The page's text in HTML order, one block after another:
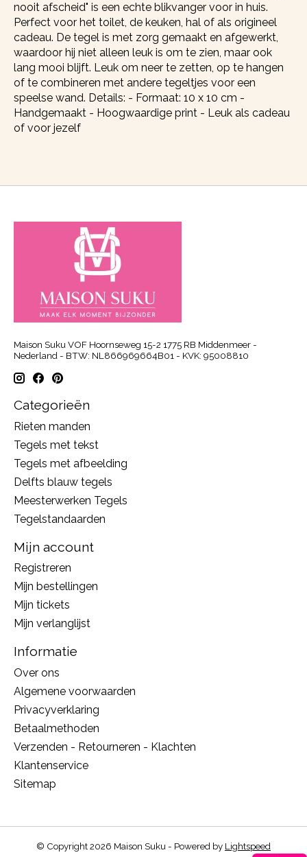
nooit afscheid" is een echte blikvanger voor in huis.
Perfect voor het toilet, de keuken, hal of als origineel
cadeau. De tegel is met zorg gemaakt en afgewerkt,
waardoor hij niet alleen leuk is om te zien, maar ook
lang mooi blijft. Leuk om neer te zetten, op te hangen
of te combineren met andere tegeltjes voor een
speelse wand. Details: - Formaat: 10 x 10 cm -
Handgemaakt - Hoogwaardige print - Leuk als cadeau
of voor jezelf
Maison Suku VOF Hoornseweg 15-2 1775 RB Middenmeer -
Nederland - BTW: NL866969664B01 - KVK: 95008810
Categorieën
Rieten manden
Tegels met tekst
Tegels met afbeelding
Delfts blauw tegels
Meesterwerken Tegels
Tegelstandaarden
Mijn account
Registreren
Mijn bestellingen
Mijn tickets
Mijn verlanglijst
Informatie
Over ons
Algemene voorwaarden
Privacyverklaring
Betaalmethoden
Verzenden - Retourneren - Klachten
Klantenservice
Sitemap
© Copyright 2026 Maison Suku - Powered by Lightspeed